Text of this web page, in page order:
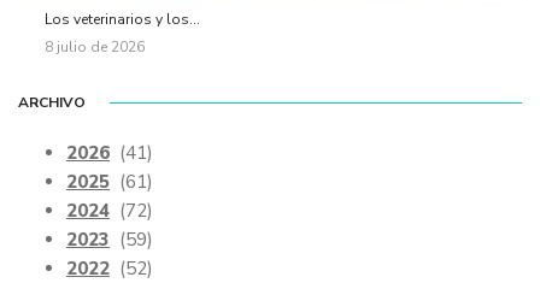
Los veterinarios y los...
8 julio de 2026
ARCHIVO
2026 (41)
2025 (61)
2024 (72)
2023 (59)
2022 (52)